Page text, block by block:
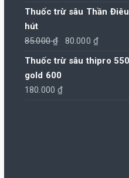
gốc
250.000 ₫.
hiện
Thuốc trừ sâu Thần
hút
85.000₫
Giá
gốc
là:
85.000 ₫.
80.000 ₫
hiện
Thuốc trừ sâu thipro
gold 600
180.000₫